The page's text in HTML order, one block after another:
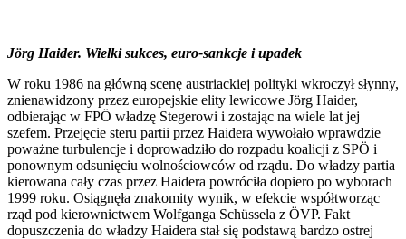
Jörg Haider. Wielki sukces, euro-sankcje i upadek
W roku 1986 na główną scenę austriackiej polityki wkroczył słynny,
znienawidzony przez europejskie elity lewicowe Jörg Haider,
odbierając w FPÖ władzę Stegerowi i zostając na wiele lat jej
szefem. Przejęcie steru partii przez Haidera wywołało wprawdzie
poważne turbulencje i doprowadziło do rozpadu koalicji z SPÖ i
ponownym odsunięciu wolnościowców od rządu. Do władzy partia
kierowana cały czas przez Haidera powróciła dopiero po wyborach
1999 roku. Osiągnęła znakomity wynik, w efekcie współtworząc
rząd pod kierownictwem Wolfganga Schüssela z ÖVP. Fakt
dopuszczenia do władzy Haidera stał się podstawą bardzo ostrej